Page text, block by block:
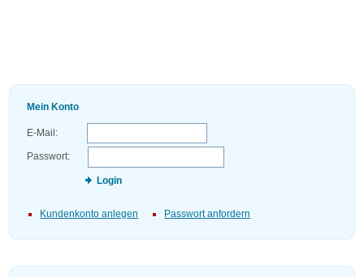
Mein Konto
E-Mail:
Passwort:
Login
Kundenkonto anlegen Passwort anfordern